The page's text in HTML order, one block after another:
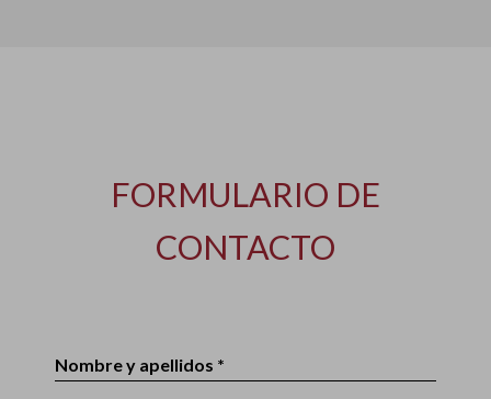
FORMULARIO DE
CONTACTO
Nombre y apellidos *